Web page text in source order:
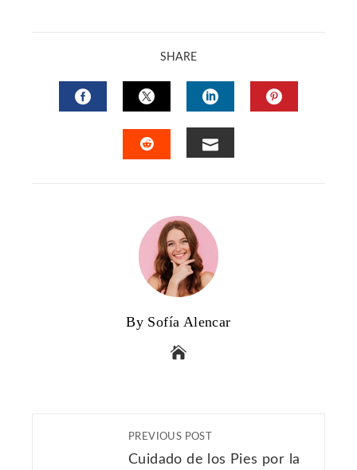
SHARE
FACEBOOKTWITTERLINKEDIN
By Sofía Alencar
PREVIOUS POST
Cuidado de los Pies por la